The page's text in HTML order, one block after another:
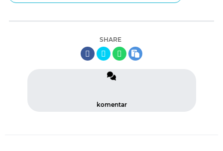
SHARE
komentar